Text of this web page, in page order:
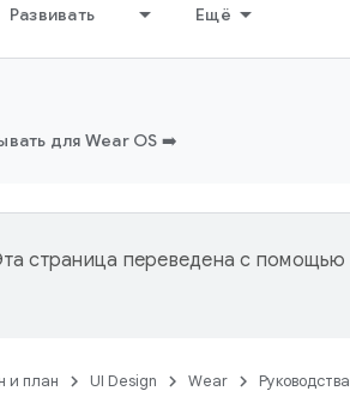
Развивать Ещё
для Wear OS ➡️
страница переведена с помощью
и план UI Design Wear Руководства